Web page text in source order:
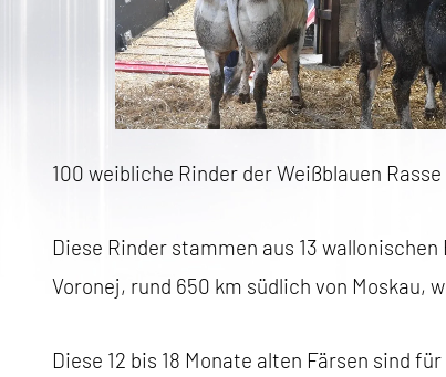
100 weibliche Rinder der Weißblauen
Diese Rinder stammen aus 13
Voronej, rund 650 km südlich von Moskau,
Diese 12 bis 18 Monate alten Färsen sind